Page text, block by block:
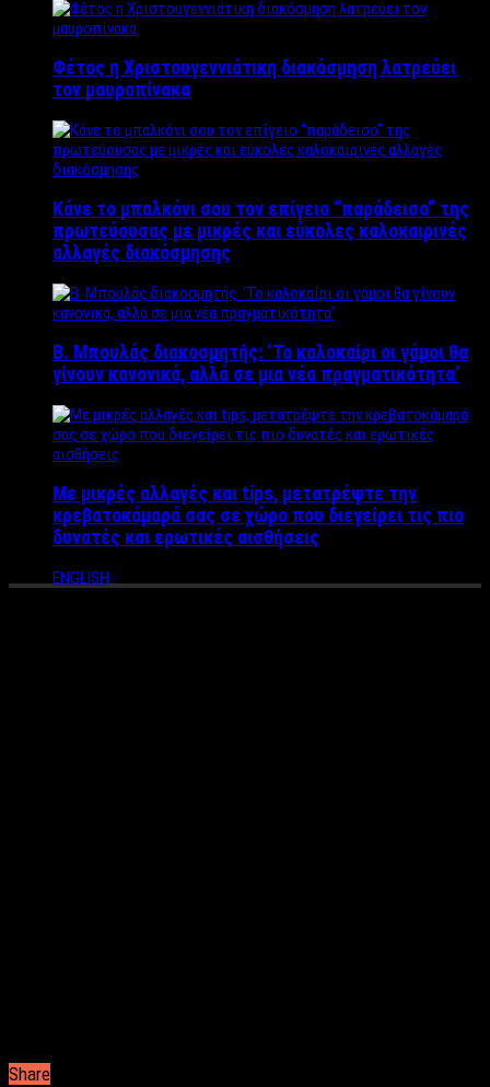
Φέτος η Χριστουγεννιάτικη διακόσμηση λατρεύει
τον μαυροπίνακα
Κάνε το μπαλκόνι σου τον επίγειο “παράδεισο” της
πρωτεύουσας με μικρές και εύκολες καλοκαιρινές
αλλαγές διακόσμησης
Β. Μπουλάς διακοσμητής: ‘Το καλοκαίρι οι γάμοι θα
γίνουν κανονικά, αλλά σε μια νέα πραγματικότητα’
Με μικρές αλλαγές και tips, μετατρέψτε την
κρεβατοκάμαρά σας σε χώρο που διεγείρει τις πιο
δυνατές και ερωτικές αισθήσεις
ENGLISH
Share